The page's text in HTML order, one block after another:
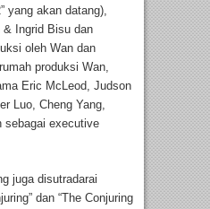
yang akan datang),
& Ingrid Bisu dan
oleh Wan dan
produksi Wan,
Eric McLeod, Judson
Luo, Cheng Yang,
sebagai executive
juga disutradarai
dan “The Conjuring